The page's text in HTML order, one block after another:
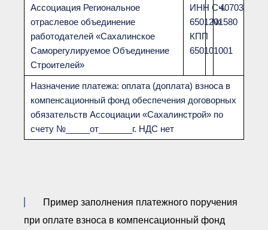
Ассоциация Региональное
отраслевое объединение
работодателей «Сахалинское
Саморегулируемое Объединение
Строителей»
ИНН
6501201580
КПП
650101001
Сч.
№
Назначение платежа: оплата (доплата) взноса в
компенсационный фонд обеспечения договорных
обязательств Ассоциации «Сахалинстрой» по
счету №_____от_______г. НДС нет
Пример заполнения платежного поручения
при оплате взноса в компенсационный фонд